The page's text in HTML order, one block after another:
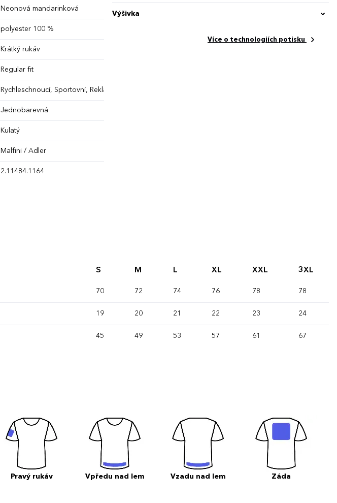
Neonová mandarinková
polyester 100 %
Krátký rukáv
Regular fit
Rychleschnoucí, Sportovní, Reklamní, Funkční
Jednobarevná
Kulatý
Malfini / Adler
2.11484.1164
Výšivka
Více o technologiích potisku
S M L XL XXL 3XL
70 72 74 76 78 78
19 20 21 22 23 24
45 49 53 57 61 67
Pravý rukáv Vpředu nad lem Vzadu nad lem Záda